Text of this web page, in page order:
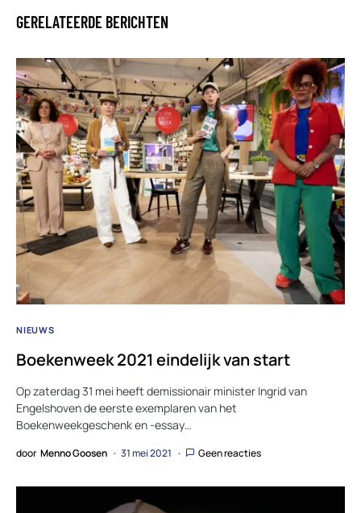
GERELATEERDE BERICHTEN
NIEUWS
Boekenweek 2021 eindelijk van start
Op zaterdag 31 mei heeft demissionair minister Ingrid van
Engelshoven de eerste exemplaren van het
Boekenweekgeschenk en -essay…
door Menno Goosen 31 mei 2021 Geen reacties